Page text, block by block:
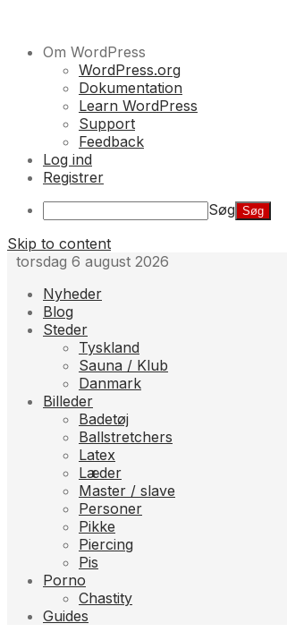
Om WordPress
WordPress.org
Dokumentation
Learn WordPress
Support
Feedback
Log ind
Registrer
Søg
Skip to content
torsdag 6 august 2026
Nyheder
Blog
Steder
Tyskland
Sauna / Klub
Danmark
Billeder
Badetøj
Ballstretchers
Latex
Læder
Master / slave
Personer
Pikke
Piercing
Pis
Porno
Chastity
Guides